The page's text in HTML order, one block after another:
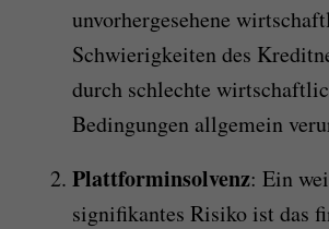
unvorhergesehene
Schwierigkeiten des
durch schlechte
Bedingungen allgemein
Plattforminsolvenz: Ein
signifikantes Risiko ist das